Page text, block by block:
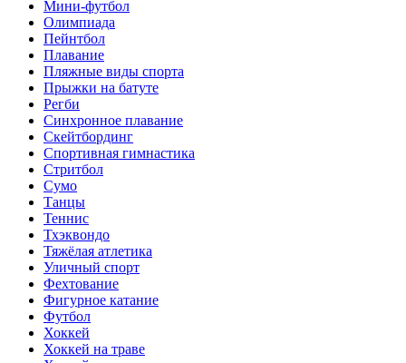
Мини-футбол
Олимпиада
Пейнтбол
Плавание
Пляжные виды спорта
Прыжки на батуте
Регби
Синхронное плавание
Скейтбординг
Спортивная гимнастика
Стритбол
Сумо
Танцы
Теннис
Тхэквондо
Тяжёлая атлетика
Уличный спорт
Фехтование
Фигурное катание
Футбол
Хоккей
Хоккей на траве